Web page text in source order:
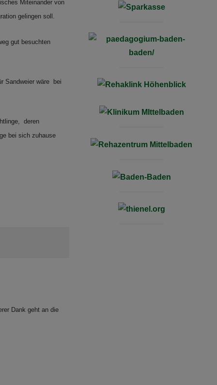
Miteinander von
gelingen soll.
gut besuchten
Sandweier wäre bei
deren
bei sich zuhause
Dank geht an die